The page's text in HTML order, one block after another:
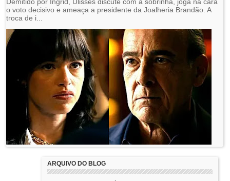
o voto decisivo e ameaça a presidente da Joalheria Brandão. A
troca de i...
ARQUIVO DO BLOG